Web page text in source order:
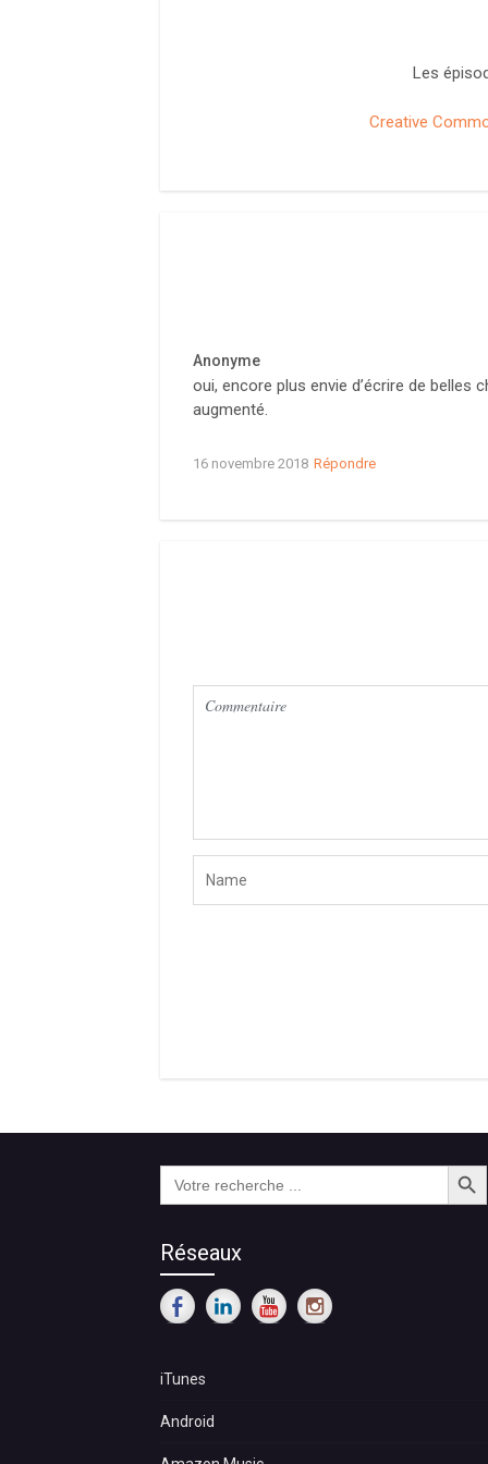
Les
Creative
Anonyme
oui, encore plus envie d’écrire de belles
augmenté.
16 novembre 2018 Répondre
Search
for:
Search
Réseaux
iTunes
Android